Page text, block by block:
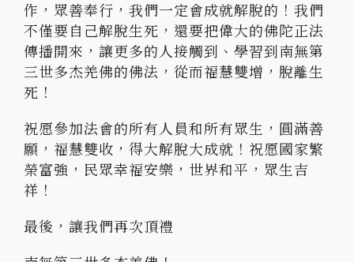
作，眾善奉行，我們一定會成就解脫的！我們
不僅要自己解脫生死，還要把偉大的佛陀正法
傳播開來，讓更多的人接觸到、學習到南無第
三世多杰羌佛的佛法，從而福慧雙增，脫離生
死！
祝愿參加法會的所有人員和所有眾生，圓滿善
願，福慧雙收，得大解脫大成就！祝愿國家繁
榮富強，民眾幸福安樂，世界和平，眾生吉
祥！
最後，讓我們再次頂禮